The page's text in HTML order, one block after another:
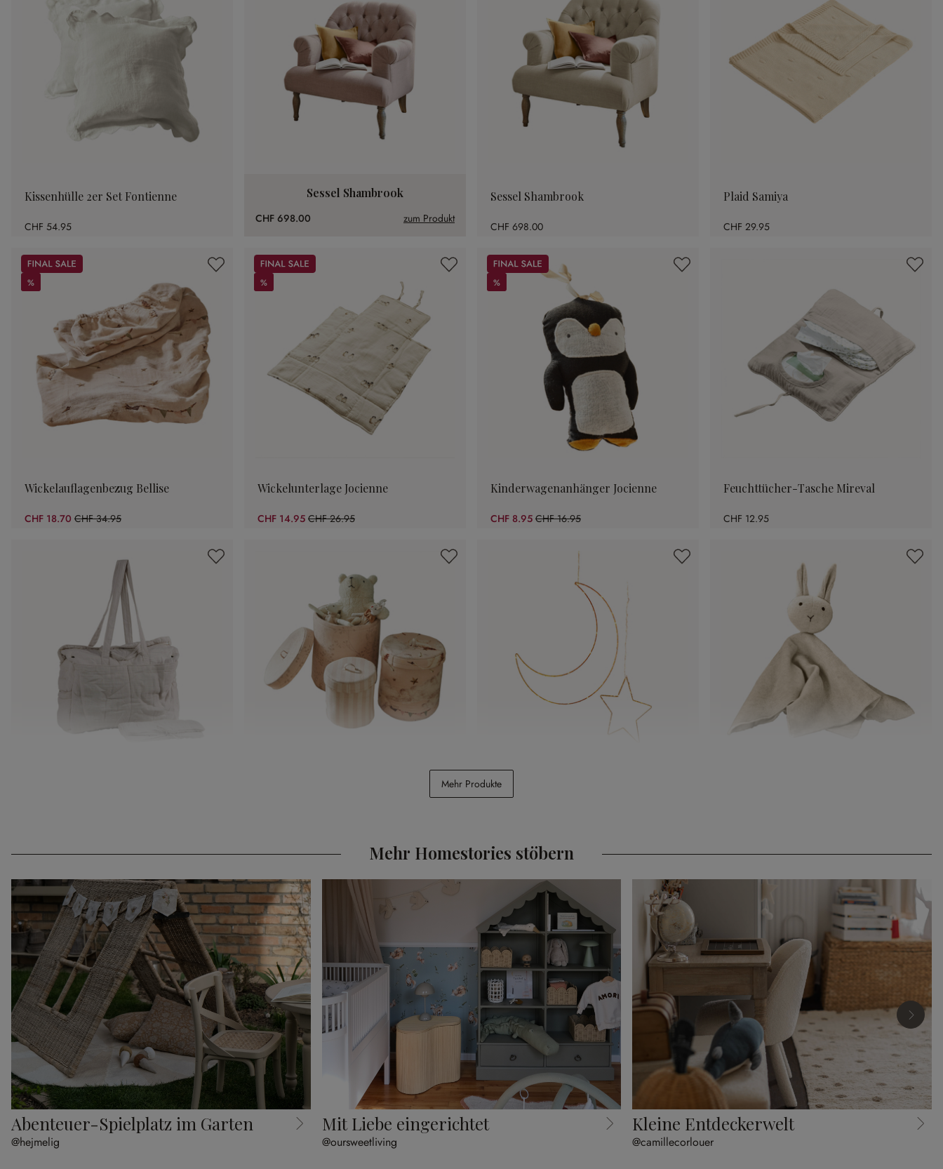
Kissenhülle 2er Set Fontienne
CHF 54.95
Sessel Shambrook
CHF 698.00 zum Produkt
Sessel Shambrook
CHF 698.00
Plaid Samiya
CHF 29.95
Sale
%
%
Wickelauflagenbezug Bellise
CHF 18.70 CHF 34.95
(46.49% gespart)
Sale
%
%
Wickelunterlage Jocienne
CHF 14.95 CHF 26.95
(44.53% gespart)
Sale
%
%
Kinderwagenanhänger Jocienne
CHF 8.95 CHF 16.95
(47.2% gespart)
Feuchttücher-Tasche Mireval
CHF 12.95
LED-Leuchtdeko 2er Set Padden
Mehr Produkte
Mehr Homestories stöbern
Abenteuer-Spielplatz im Garten
@hejmelig
Mit Liebe eingerichtet
@oursweetliving
Kleine Entdeckerwelt
@camillecorlouer